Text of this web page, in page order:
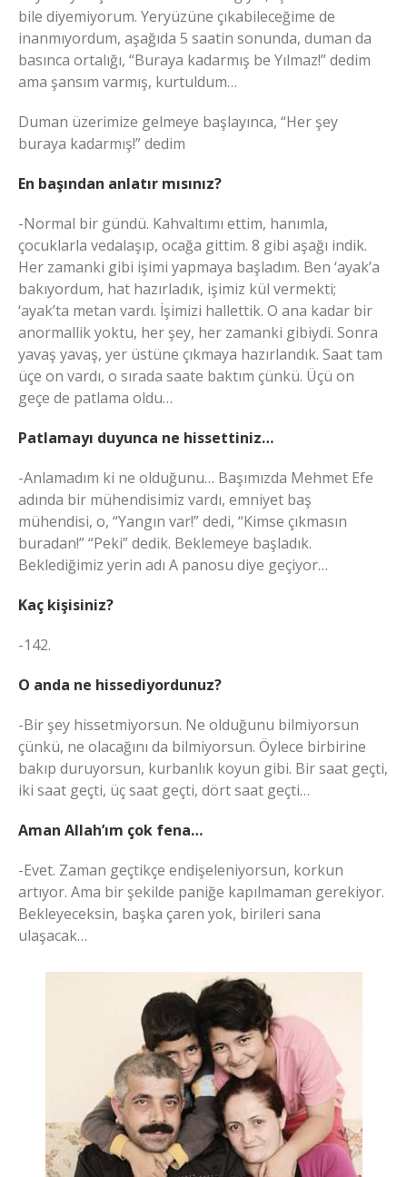
bile diyemiyorum. Yeryüzüne çıkabileceğime de
inanmıyordum, aşağıda 5 saatin sonunda, duman da
basınca ortalığı, “Buraya kadarmış be Yılmaz!” dedim
ama şansım varmış, kurtuldum…
Duman üzerimize gelmeye başlayınca, “Her şey
buraya kadarmış!” dedim
En başından anlatır mısınız?
-Normal bir gündü. Kahvaltımı ettim, hanımla,
çocuklarla vedalaşıp, ocağa gittim. 8 gibi aşağı indik.
Her zamanki gibi işimi yapmaya başladım. Ben ‘ayak’a
bakıyordum, hat hazırladık, işimiz kül vermekti;
‘ayak’ta metan vardı. İşimizi hallettik. O ana kadar bir
anormallik yoktu, her şey, her zamanki gibiydi. Sonra
yavaş yavaş, yer üstüne çıkmaya hazırlandık. Saat tam
üçe on vardı, o sırada saate baktım çünkü. Üçü on
geçe de patlama oldu…
Patlamayı duyunca ne hissettiniz…
-Anlamadım ki ne olduğunu… Başımızda Mehmet Efe
adında bir mühendisimiz vardı, emniyet baş
mühendisi, o, “Yangın var!” dedi, “Kimse çıkmasın
buradan!” “Peki” dedik. Beklemeye başladık.
Beklediğimiz yerin adı A panosu diye geçiyor…
Kaç kişisiniz?
-142.
O anda ne hissediyordunuz?
-Bir şey hissetmiyorsun. Ne olduğunu bilmiyorsun
çünkü, ne olacağını da bilmiyorsun. Öylece birbirine
bakıp duruyorsun, kurbanlık koyun gibi. Bir saat geçti,
iki saat geçti, üç saat geçti, dört saat geçti…
Aman Allah’ım çok fena…
-Evet. Zaman geçtikçe endişeleniyorsun, korkun
artıyor. Ama bir şekilde paniğe kapılmaman gerekiyor.
Bekleyeceksin, başka çaren yok, birileri sana
ulaşacak…